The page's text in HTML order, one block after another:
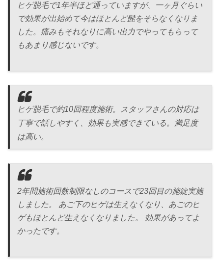
ヒゲ脱毛で1年半ほど通っていますが、一ヶ月ぐらい
で効果が出始めて今はほとんど髭をそらなくなりま
した。痛みもそれなりに高い出力でやってもらって
もあまり感じないです。
ヒゲ脱毛で約10回程度施術。スタッフさんの対応は
丁寧で話しやすく、効果も実感できている。満足度
は高い。
2年間施術回数制限なしのコースで23回目の施錠実施
しました。 あご下のヒゲは生えなくなり、あごのヒ
ゲもほとんど生えなくなりました。 効果があってよ
かったです。